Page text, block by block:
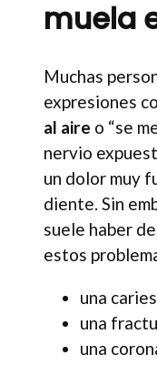
muela
Muchas
expresiones
al aire o “se
nervio
un dolor muy
diente. Sin
suele haber
estos
una
una
una